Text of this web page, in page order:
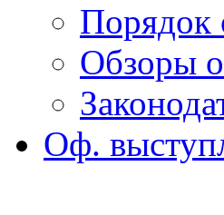
Порядок
Обзоры
Оф.